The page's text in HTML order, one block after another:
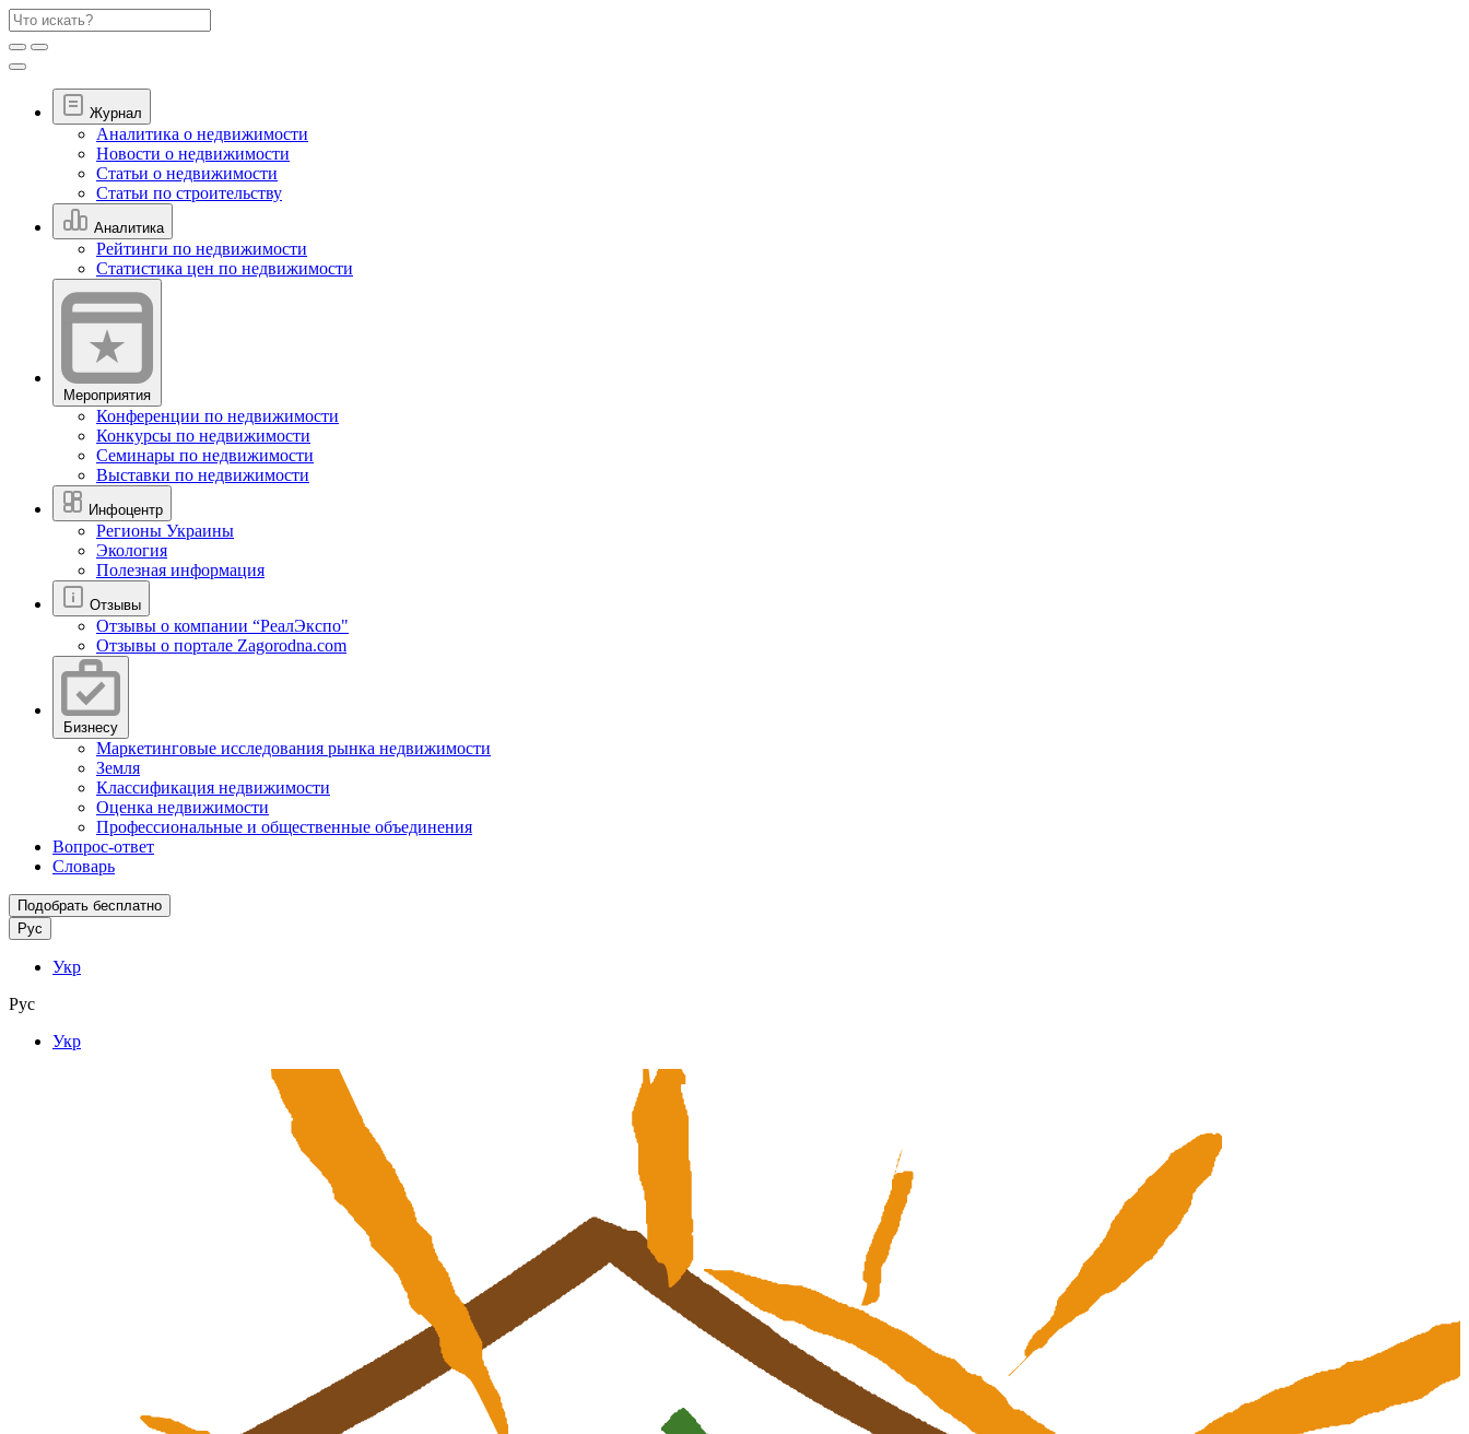
Журнал
Аналитика о недвижимости
Новости о недвижимости
Статьи о недвижимости
Статьи по строительству
Аналитика
Рейтинги по недвижимости
Статистика цен по недвижимости
Мероприятия
Конференции по недвижимости
Конкурсы по недвижимости
Семинары по недвижимости
Выставки по недвижимости
Инфоцентр
Регионы Украины
Экология
Полезная информация
Отзывы
Отзывы о компании “РеалЭкспо"
Отзывы о портале Zagorodna.com
Бизнесу
Маркетинговые исследования рынка недвижимости
Земля
Классификация недвижимости
Оценка недвижимости
Профессиональные и общественные объединения
Вопрос-ответ
Словарь
Подобрать бесплатно
Рус
Укр
Рус
Укр